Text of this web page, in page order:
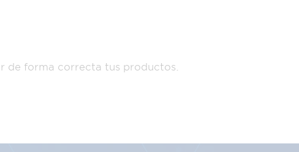
de forma correcta tus productos.